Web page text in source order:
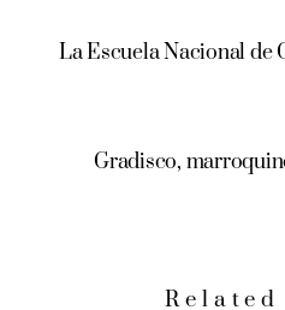
La Escuela Nacional de
Gradisco,
Related